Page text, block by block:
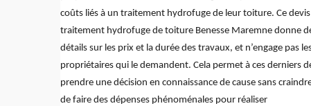
coûts liés à un traitement hydrofuge de leur toiture. Ce devis
traitement hydrofuge de toiture Benesse Maremne donne
détails sur les prix et la durée des travaux, et n’engage pas
propriétaires qui le demandent. Cela permet à ces derniers
prendre une décision en connaissance de cause sans
de faire des dépenses phénoménales pour réaliser